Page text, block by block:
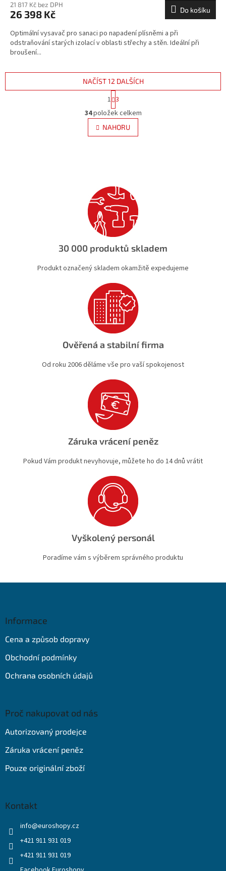
21 817 Kč bez DPH
26 398 Kč Do košíku
Optimální vysavač pro sanaci po napadení plísněmi a při
odstraňování starých izolací v oblasti střechy a stěn. Ideální při
broušení...
O
v
l
á
p
r
v
k
y
ý
p
s
u
NAČÍST 12 DALŠÍCH
S
t
r
á
n
k
1 3
34položek celkem
NAHORU
30 000 produktů skladem
Produkt označený skladem okamžitě expedujeme
Ověřená a stabilní firma
Od roku 2006 děláme vše pro vaší spokojenost
Záruka vrácení peněz
Pokud Vám produkt nevyhovuje, můžete ho do 14 dnů vrátit
Vyškolený personál
Poradíme vám s výběrem správného produktu
Informace
Cena a způsob dopravy
Obchodní podmínky
Ochrana osobních údajů
Proč nakupovat od nás
Autorizovaný prodejce
Záruka vrácení peněz
Pouze originální zboží
Kontakt
info@euroshopy.cz
+421 911 931 019
+421 911 931 019